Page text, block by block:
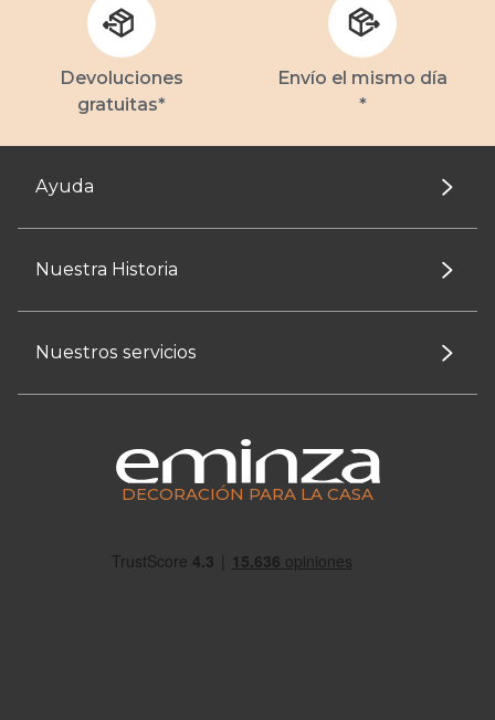
Devoluciones
gratuitas*
Envío el mismo día
*
Ayuda
Nuestra Historia
Nuestros servicios
DECORACIÓN PARA LA CASA